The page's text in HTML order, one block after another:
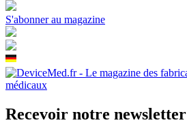
S'abonner au magazine
Recevoir notre newsletter